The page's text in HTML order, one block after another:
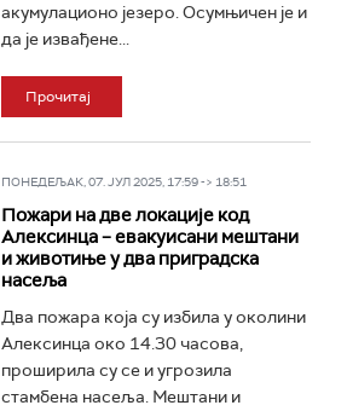
акумулационо језеро. Осумњичен је и
да је извађене...
Прочитај
ПОНЕДЕЉАК, 07. ЈУЛ 2025, 17:59 -> 18:51
Пожари на две локације код
Алексинца – евакуисани мештани
и животиње у два приградска
насеља
Два пожара која су избила у околини
Алексинца око 14.30 часова,
проширила су се и угрозила
стамбена насеља. Мештани и